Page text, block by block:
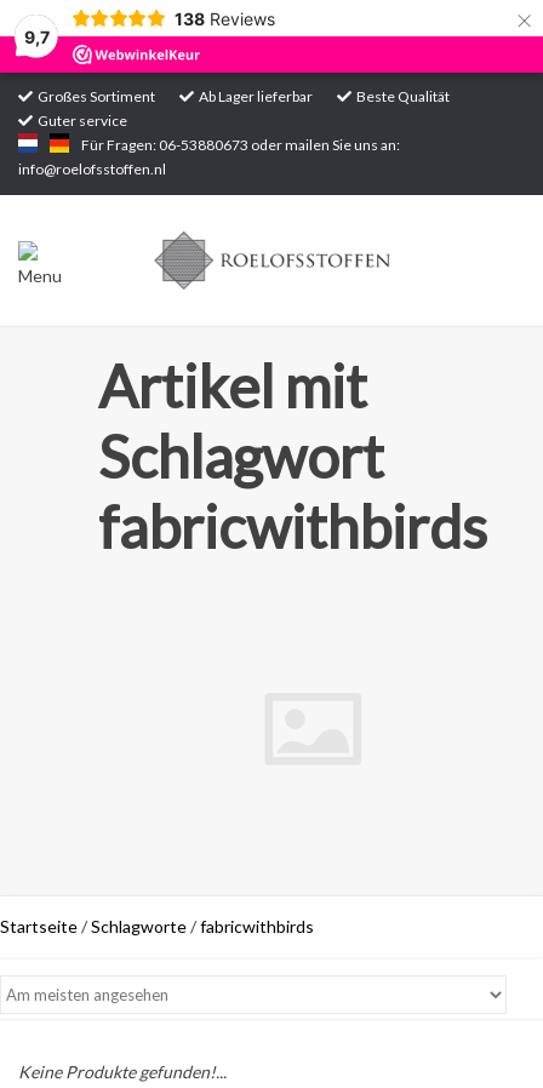
9,7
138 Reviews ×
Großes Sortiment Ab Lager lieferbar
Beste Qualität
Guter service
Für Fragen: 06-53880673 oder mailen Sie uns an:
info@roelofsstoffen.nl
Startseite
Sortiment
Artikel mit
Schlagwort
fabricwithbirds
Startseite/Schlagworte/fabricwithbirds
Keine Produkte gefunden!...